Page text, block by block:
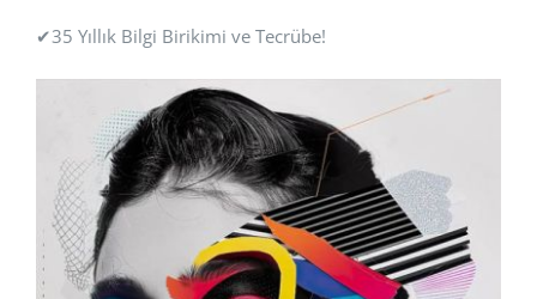
✔35 Yıllık Bilgi Birikimi ve Tecrübe!